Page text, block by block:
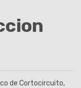
de Cortocircuito,